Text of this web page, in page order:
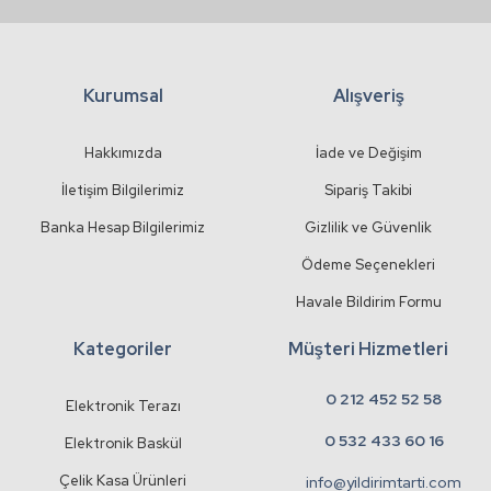
Kurumsal
Hakkımızda
İletişim Bilgilerimiz
Banka Hesap Bilgilerimiz
Alışveriş
İade ve Değişim
Sipariş Takibi
Gizlilik ve Güvenlik
Ödeme Seçenekleri
Havale Bildirim Formu
Kategoriler
Elektronik Terazı
Elektronik Baskül
Çelik Kasa Ürünleri
Müşteri Hizmetleri
0 212 452 52 58
0 532 433 60 16
info@yildirimtarti.com